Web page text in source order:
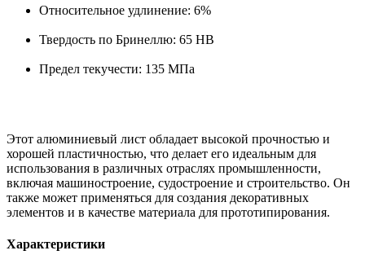
Относительное удлинение: 6%
Твердость по Бринеллю: 65 HB
Предел текучести: 135 МПа
Этот алюминиевый лист обладает высокой прочностью и
хорошей пластичностью, что делает его идеальным для
использования в различных отраслях промышленности,
включая машиностроение, судостроение и строительство. Он
также может применяться для создания декоративных
элементов и в качестве материала для прототипирования.
Характеристики